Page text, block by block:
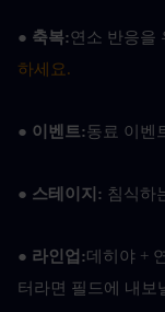
● 축복:연소 반응을
하세요.
● 이벤트:동료 이벤
● 스테이지: 침식하
● 라인업:데히야 +
터라면 필드에 내보